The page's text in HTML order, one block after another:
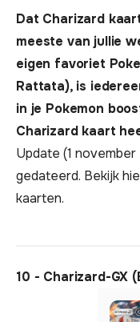
Dat Charizard
meeste van jullie
eigen favoriet
Rattata), is
in je Pokemon
Charizard kaart
Update (1
gedateerd. Bekijk
kaarten.
10 - Charizard-GX